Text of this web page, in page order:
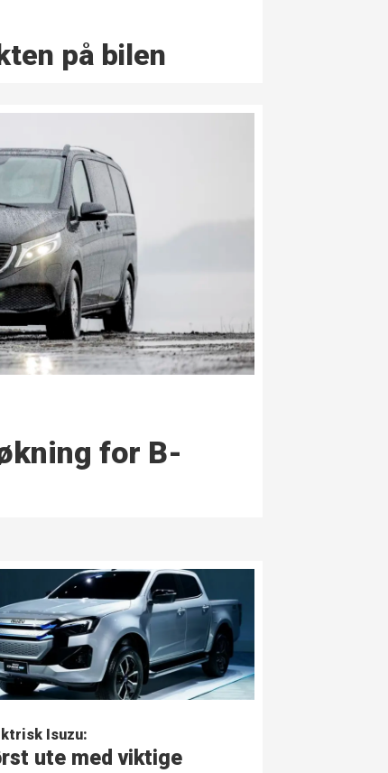
på bilen
for B-
Isuzu:
ute med viktige